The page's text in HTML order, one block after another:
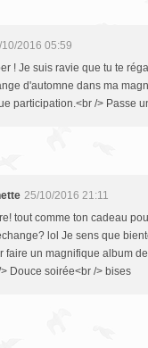
2016 05:59
! Je suis ravie que tu te
d'automne dans ma
participation.<br /> Passe
25/10/2016 21:11
tout comme ton cadeau
lol Je sens que
faire un magnifique album
Douce soirée<br /> bises